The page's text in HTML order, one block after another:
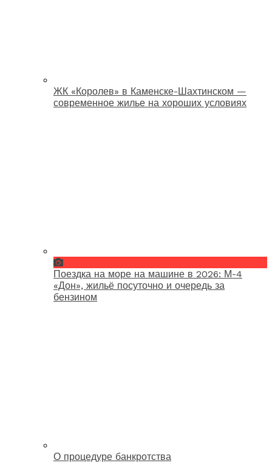
ЖК «Королев» в Каменске-Шахтинском —
современное жилье на хороших условиях
Поездка на море на машине в 2026: М-4
«Дон», жильё посуточно и очередь за
бензином
О процедуре банкротства